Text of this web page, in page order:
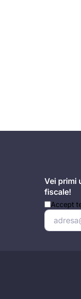
Vei primi
fiscale!
Accept